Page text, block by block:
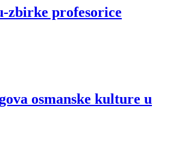
zbirke profesorice
osmanske kulture u